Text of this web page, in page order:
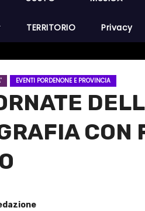
TERRITORIO Privacy
EVENTI PORDENONE E PROVINCIA
CON